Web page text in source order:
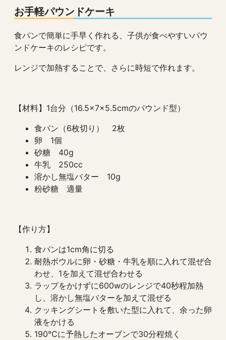
お手軽パウンドケーキ
食パンで簡単に手早く作れる、子供が食べやすいパウ
ンドケーキのレシピです。
レンジで加熱することで、さらに時短で作れます。
【材料】1台分（16.5×7×5.5cmのパウンド型）
食パン（6枚切り） 2枚
卵 1個
砂糖 40g
牛乳 250cc
溶かし無塩バター 10g
粉砂糖 適量
【作り方】
食パンは1cm角に切る
耐熱ボウルに卵・砂糖・牛乳を順に入れて混ぜ合
わせ、1を加えて混ぜ合わせる
ラップをかけずに600wのレンジで40秒程加熱
し、溶かし無塩バターを加えて混ぜる
クッキングシートを敷いた型に入れて、余った卵
液をかける
190℃に予熱したオーブンで30分程焼く